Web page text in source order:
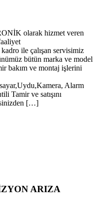
olarak hizmet veren
ile çalışan servisimiz
bütün marka ve model
bakım ve montaj işlerini
Alarm
Tamir ve satışını
[…]
ARIZA